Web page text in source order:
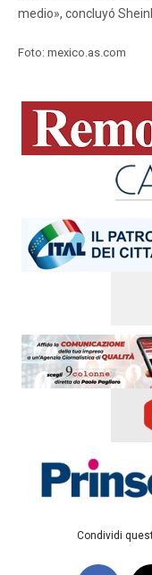
medio», concluyó
Foto: mexico.as.com
Condividi